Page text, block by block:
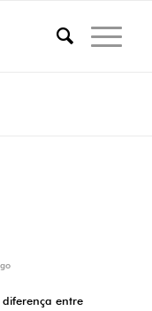
entre